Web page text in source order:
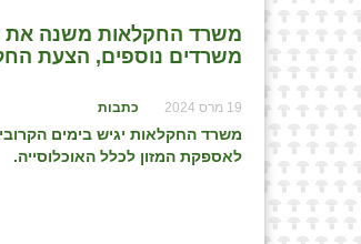
משרד החקלאות משנה את
משרדים נוספים, הצעת
19 מרס 2024 כתבות
משרד החקלאות יגיש בימים
לאספקת המזון לכלל האוכלוסייה.